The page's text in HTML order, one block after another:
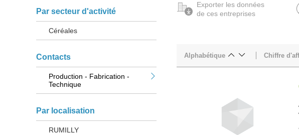
Par secteur d'activité
Céréales
Contacts
Production - Fabrication -
Technique
Par localisation
RUMILLY
Exporter les données
de ces entreprises
Alphabétique Chiffre